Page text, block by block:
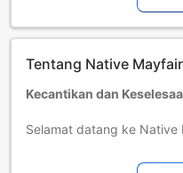
Kanak-kanak dan katil
Bayi dari 0 hingga 2
Peringatan, jika anda
ketersediaan.
Menginap percuma jika
Tentang Native Mayfair
Kecantikan dan
Selamat datang ke Native
United Kingdom. Dengan